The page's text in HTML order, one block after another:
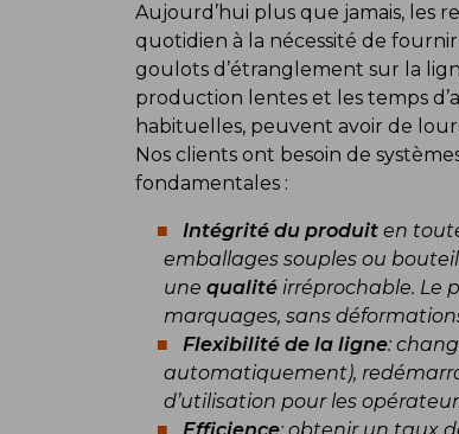
Aujourd’hui plus que jamais, les
quotidien à la nécessité de
goulots d’étranglement sur la
production lentes et les temps
habituelles, peuvent avoir de
Nos clients ont besoin de
fondamentales :
Intégrité du produiten
emballages souples ou
une qualité irréprochable. Le
marquages, sans
Flexibilité de la ligne:
automatiquement),
d’utilisation pour les